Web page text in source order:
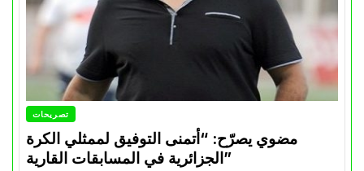
تصريحات
مضوي يصرّح: “أتمنى التوفيق لممثلي الكرة
الجزائرية في المسابقات القارية”